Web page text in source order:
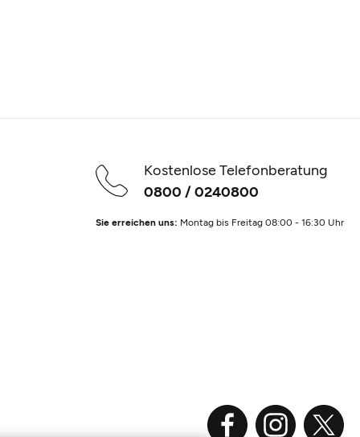
Kostenlose Telefonberatung
0800 / 0240800
Sie erreichen uns: Montag bis Freitag 08:00 - 16:30 Uhr